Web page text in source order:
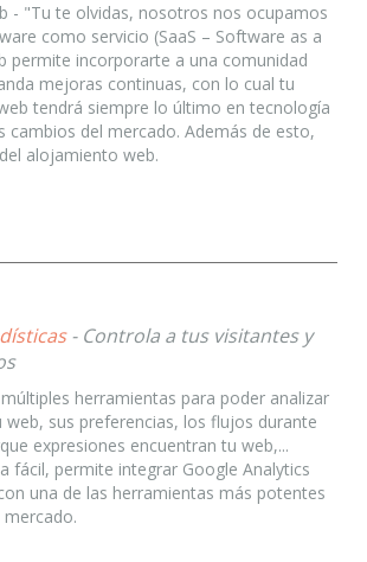
- "Tu te olvidas, nosotros nos ocupamos
como servicio (SaaS – Software as a
permite incorporarte a una comunidad
mejoras continuas, con lo cual tu
tendrá siempre lo último en tecnología
cambios del mercado. Además de esto,
alojamiento web.
- Controla a tus visitantes y
herramientas para poder analizar
web, sus preferencias, los flujos durante
expresiones encuentran tu web,...
fácil, permite integrar Google Analytics
una de las herramientas más potentes